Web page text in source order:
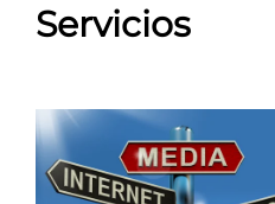
Servicios